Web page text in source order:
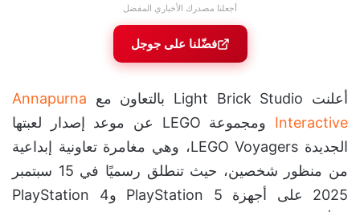
أجعلنا مصدرك الأخباري المفضل
فضّلنا على جوجل
أعلنت Light Brick Studio بالتعاون مع
Annapurna
Interactive
ومجموعة LEGO عن موعد إصدار لعبتها
الجديدة LEGO Voyagers، وهي مغامرة تعاونية إبداعية
من منظور شخصين، حيث تنطلق رسميًا في 15 سبتمبر
2025 على أجهزة PlayStation 5 وPlayStation 4